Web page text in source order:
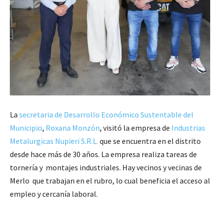
La secretaria de Desarrollo Económico Sustentable del
Municipio, Roxana Monzón, visitó la empresa de Industrias
Metalurgicas Nupieri S.R.L. que se encuentra en el distrito
desde hace más de 30 años. La empresa realiza tareas de
tornería y montajes industriales. Hay vecinos y vecinas de
Merlo que trabajan en el rubro, lo cual beneficia el acceso al
empleo y cercanía laboral.